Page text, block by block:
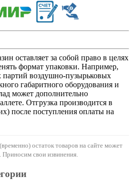
оставляет за собой право в целях
формат упаковки. Например,
партий воздушно-пузырьковых
габаритного оборудования и
может дополнительно
Отгрузка производится в
после поступления оплаты на
остаток товаров на сайте может
Приносим свои извинения.